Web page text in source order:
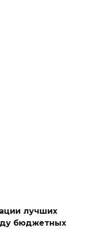
лучших
бюджетных